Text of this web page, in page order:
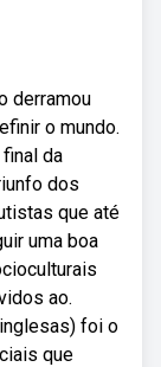
derramou
o mundo.
da
dos
que até
uma boa
ao.
foi o
que